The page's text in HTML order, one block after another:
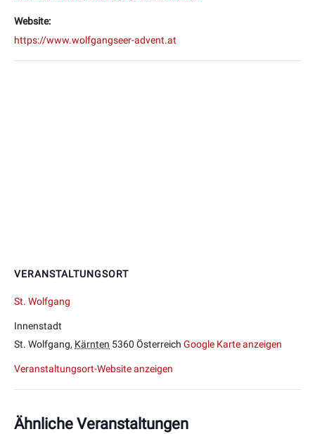
Website:
https://www.wolfgangseer-advent.at
VERANSTALTUNGSORT
St. Wolfgang
Innenstadt
St. Wolfgang, Kärnten 5360 Österreich Google Karte anzeigen
Veranstaltungsort-Website anzeigen
Ähnliche Veranstaltungen